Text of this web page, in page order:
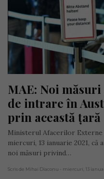
MAE: Noi
de intrare în
prin această țară
Ministerul Afacerilor Externe
miercuri, 13 ianuarie 2021,
noi măsuri privind…
Scris de Mihai Diaconu - miercuri, 13